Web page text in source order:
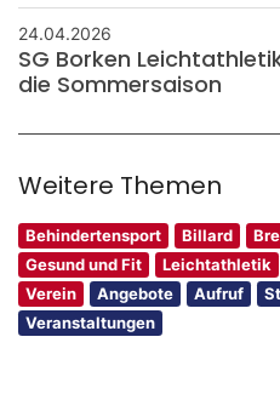
24.04.2026
SG Borken
die Sommersaison
Weitere Themen
Behindertensport Billard
Gesund und Fit
Leichtathletik
Verein
Angebote Aufruf
Veranstaltungen